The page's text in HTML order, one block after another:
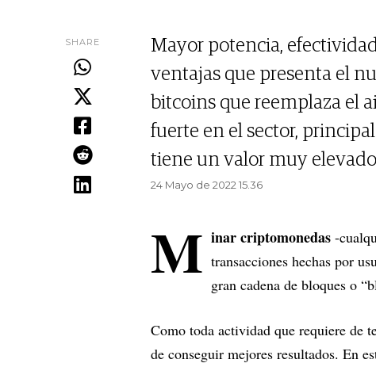
SHARE
Mayor potencia,
ventajas que presenta el
bitcoins que reemplaza el
fuerte en el sector,
tiene un valor muy
24 Mayo de 2022 15.36
M inar criptomonedas -
transacciones hechas por
gran cadena de bloques o
Como toda actividad que requiere de
de conseguir mejores resultados. En